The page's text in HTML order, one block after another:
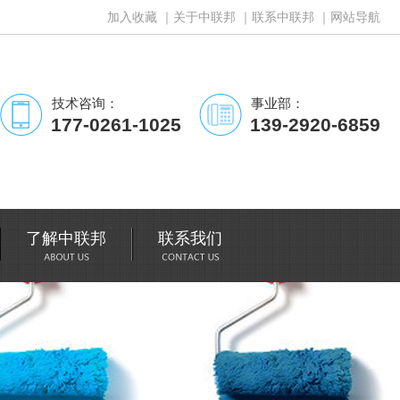
加入收藏 关于中联邦 联系中联邦 网站导航
技术咨询：
177-0261-1025
事业部：
139-2920-6859
了解中联邦 联系我们